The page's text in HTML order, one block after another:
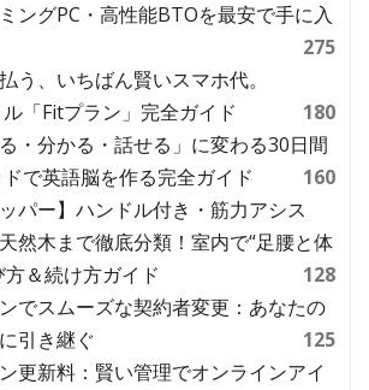
ングPC・高性能BTOを最安で手に入
275
う、いちばん賢いスマホ代。
「Fitプラン」完全ガイド
180
・分かる・話せる」に変わる30日間
で英語脳を作る完全ガイド
160
パー】ハンドル付き・筋力アシス
然木まで徹底分類！室内で“足腰と体
＆続け方ガイド
128
でスムーズな契約者変更：あなたの
引き継ぐ
125
更新料：賢い管理でオンラインアイ